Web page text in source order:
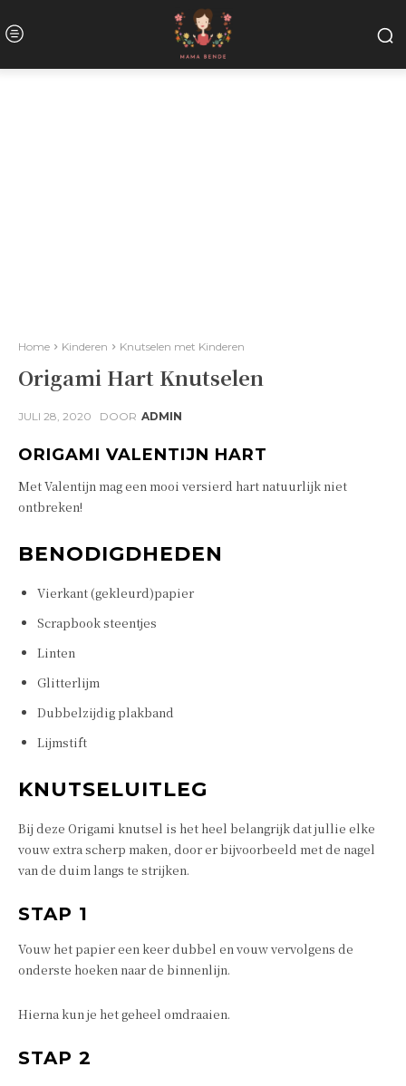
Home Kinderen Knutselen met Kinderen
Origami Hart Knutselen
JULI 28, 2020 DOOR ADMIN
ORIGAMI VALENTIJN HART
Met Valentijn mag een mooi versierd hart natuurlijk niet
ontbreken!
BENODIGDHEDEN
Vierkant (gekleurd)papier
Scrapbook steentjes
Linten
Glitterlijm
Dubbelzijdig plakband
Lijmstift
KNUTSELUITLEG
Bij deze Origami knutsel is het heel belangrijk dat jullie elke
vouw extra scherp maken, door er bijvoorbeeld met de nagel
van de duim langs te strijken.
STAP 1
Vouw het papier een keer dubbel en vouw vervolgens de
onderste hoeken naar de binnenlijn.
Hierna kun je het geheel omdraaien.
STAP 2